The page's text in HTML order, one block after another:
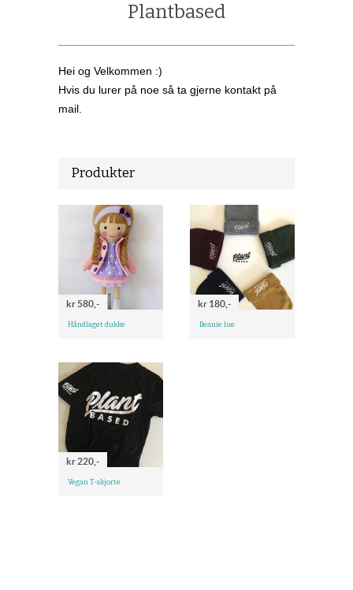
Plantbased
Hei og Velkommen :)
Hvis du lurer på noe så ta gjerne kontakt på
mail.
Produkter
kr 580,-
Håndlaget dukke
kr 180,-
Beanie lue
kr 220,-
Vegan T-skjorte